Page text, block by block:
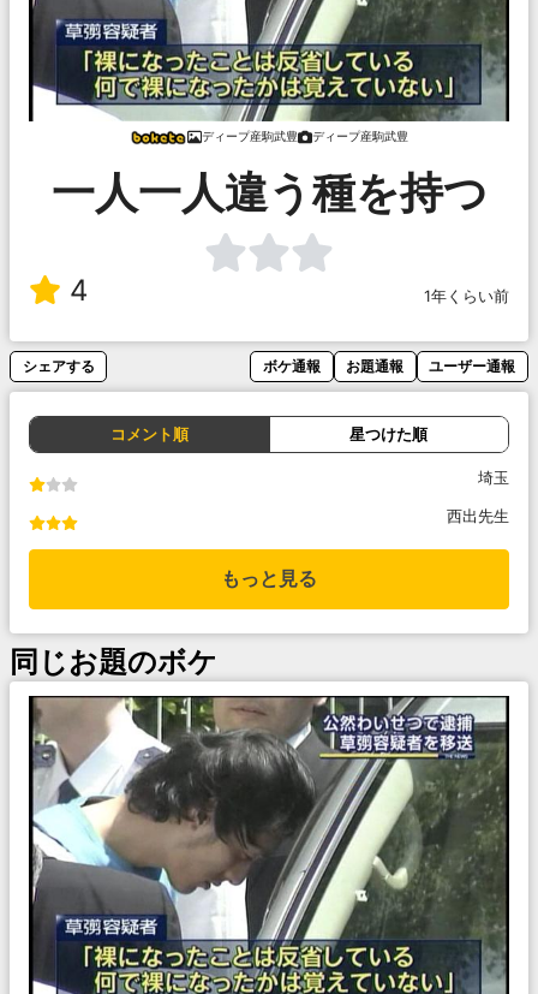
ディープ産駒武豊 ディープ産駒武豊
一人一人違う種を持つ
4 1年くらい前
シェアする ボケ通報 お題通報 ユーザー通報
コメント順 星つけた順
埼玉
西出先生
もっと見る
同じお題のボケ